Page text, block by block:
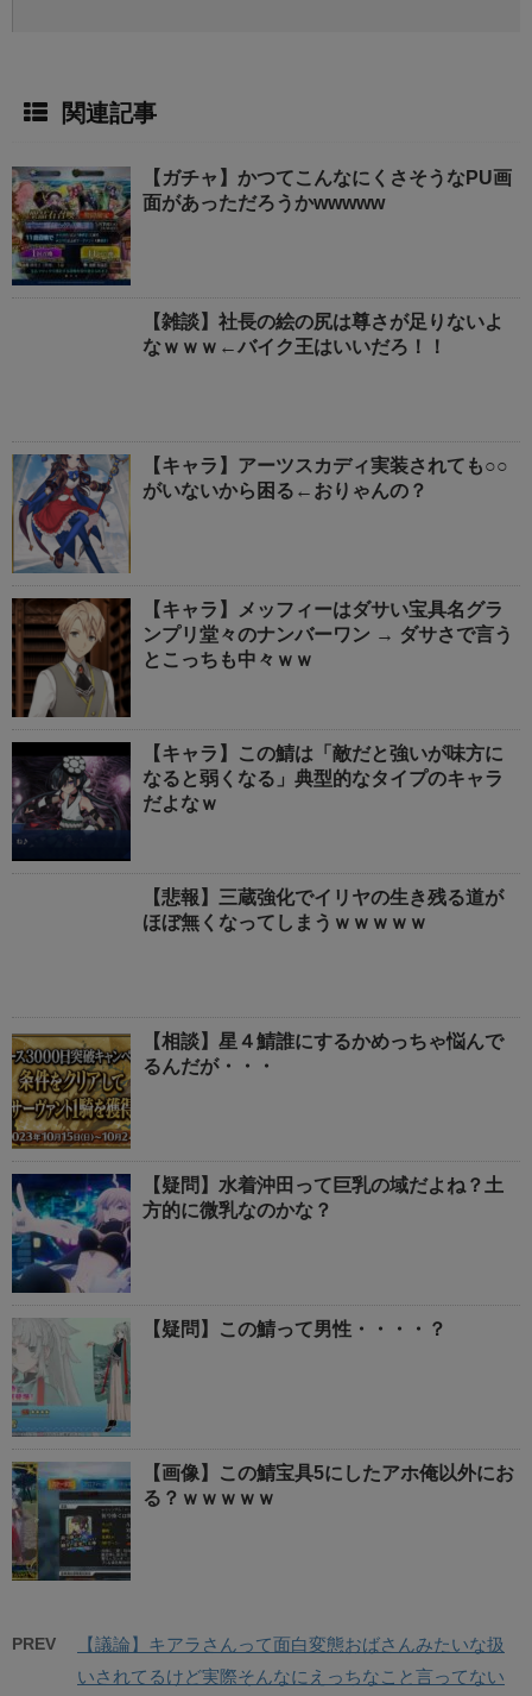
関連記事
【ガチャ】かつてこんなにくさそうなPU画
面があっただろうかwwwww
【雑談】社長の絵の尻は尊さが足りないよ
なｗｗｗ←バイク王はいいだろ！！
【キャラ】アーツスカディ実装されても○○
がいないから困る←おりゃんの？
【キャラ】メッフィーはダサい宝具名グラ
ンプリ堂々のナンバーワン → ダサさで言う
とこっちも中々ｗｗ
【キャラ】この鯖は「敵だと強いが味方に
なると弱くなる」典型的なタイプのキャラ
だよなｗ
【悲報】三蔵強化でイリヤの生き残る道が
ほぼ無くなってしまうｗｗｗｗｗ
【相談】星４鯖誰にするかめっちゃ悩んで
るんだが・・・
【疑問】水着沖田って巨乳の域だよね？土
方的に微乳なのかな？
【疑問】この鯖って男性・・・・？
【画像】この鯖宝具5にしたアホ俺以外にお
る？ｗｗｗｗｗ
PREV
【議論】キアラさんって面白変態おばさんみたいな扱
いされてるけど実際そんなにえっちなこと言ってない